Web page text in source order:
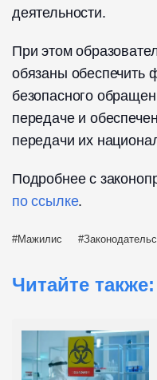
деятельности.
При этом
обязаны обеспечить
безопасного
передаче и
передачи их
Подробнее с
по ссылке.
Мажилис
Читайте также: